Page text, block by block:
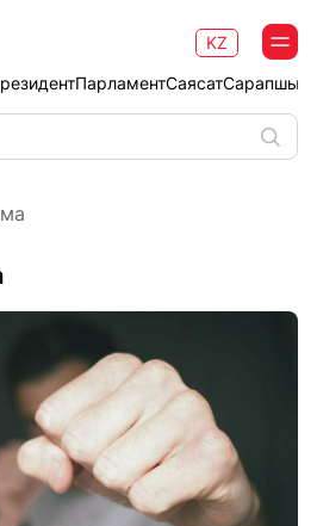
ПарламентСаясат
KZ